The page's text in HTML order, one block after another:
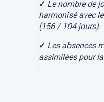
✓ Le nombre de
harmonisé avec
(156 / 104 jours).
✓ Les absences
assimilées pour